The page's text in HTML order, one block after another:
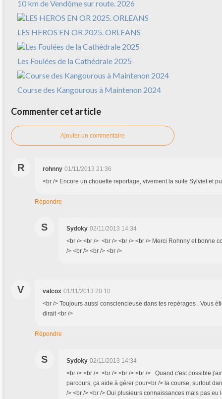
10 km de Vendôme sur route. 2026
LES HEROS EN OR 2025. ORLEANS
Les Foulées de la Cathédrale 2025
Course des Kangourous à Maintenon 2024
Commenter cet article
Ajouter un commentaire
R rohnny 01/11/2013 21:36
<br /> Encore un chouette reportage, vivement la suite Sylviet et
Répondre
S Sydoky 02/11/2013 14:34
<br /> <br /> <br /> <br /> <br /> Merci Rohnny et bonne
/> <br /> <br /> <br />
V valcox 01/11/2013 20:10
<br /> Toujours aussi consciencieuse dans tes repérages . Vous
dirait <br />
Répondre
S Sydoky 02/11/2013 14:34
<br /> <br /> <br /> <br /> <br /> Quand c'est possible
parcours, ça aide à gérer pour<br /> la course, surtout
/> <br /> <br /> Oui plusieurs connaissances mais pas eu